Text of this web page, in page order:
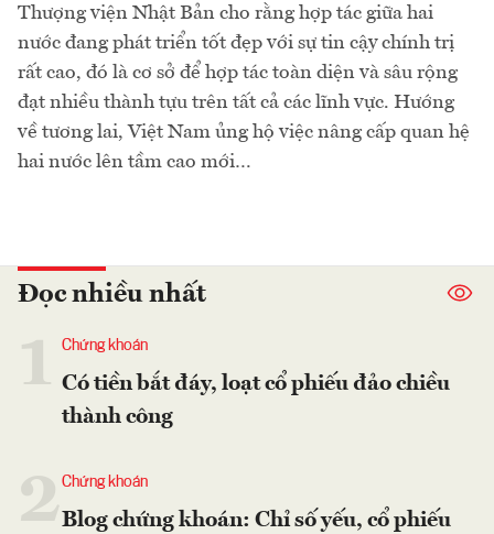
Thượng viện Nhật Bản cho rằng hợp tác giữa hai
nước đang phát triển tốt đẹp với sự tin cậy chính trị
rất cao, đó là cơ sở để hợp tác toàn diện và sâu rộng
đạt nhiều thành tựu trên tất cả các lĩnh vực. Hướng
về tương lai, Việt Nam ủng hộ việc nâng cấp quan hệ
hai nước lên tầm cao mới…
Đọc nhiều nhất
Chứng khoán
Có tiền bắt đáy, loạt cổ phiếu đảo chiều
thành công
2Chứng khoán
Blog chứng khoán: Chỉ số yếu, cổ phiếu